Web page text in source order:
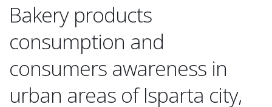
Bakery products
consumption and
consumers awareness in
urban areas of Isparta city,